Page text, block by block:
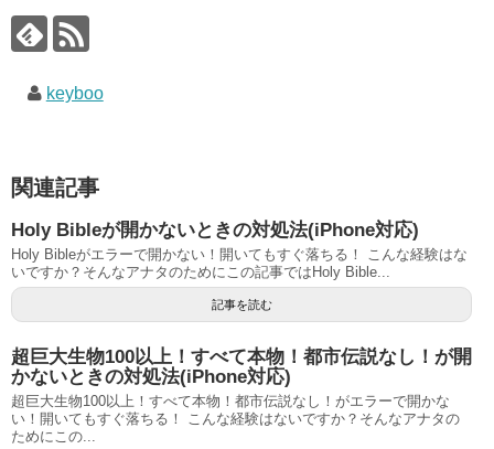
keyboo
関連記事
Holy Bibleが開かないときの対処法(iPhone対応)
Holy Bibleがエラーで開かない！開いてもすぐ落ちる！ こんな経験はな
いですか？そんなアナタのためにこの記事ではHoly Bible...
記事を読む
超巨大生物100以上！すべて本物！都市伝説なし！が開
かないときの対処法(iPhone対応)
超巨大生物100以上！すべて本物！都市伝説なし！がエラーで開かな
い！開いてもすぐ落ちる！ こんな経験はないですか？そんなアナタの
ためにこの...